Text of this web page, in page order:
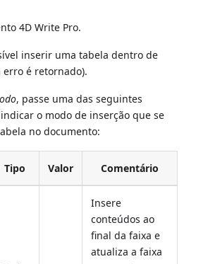
4D Write Pro.
inserir uma tabela dentro de
é retornado).
, passe uma das seguintes
o modo de inserção que se
no documento:
Tipo Valor Comentário
Insere
conteúdos ao
final da faixa e
atualiza a faixa